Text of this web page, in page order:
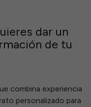
dar un
de tu
combina experiencia
personalizado para